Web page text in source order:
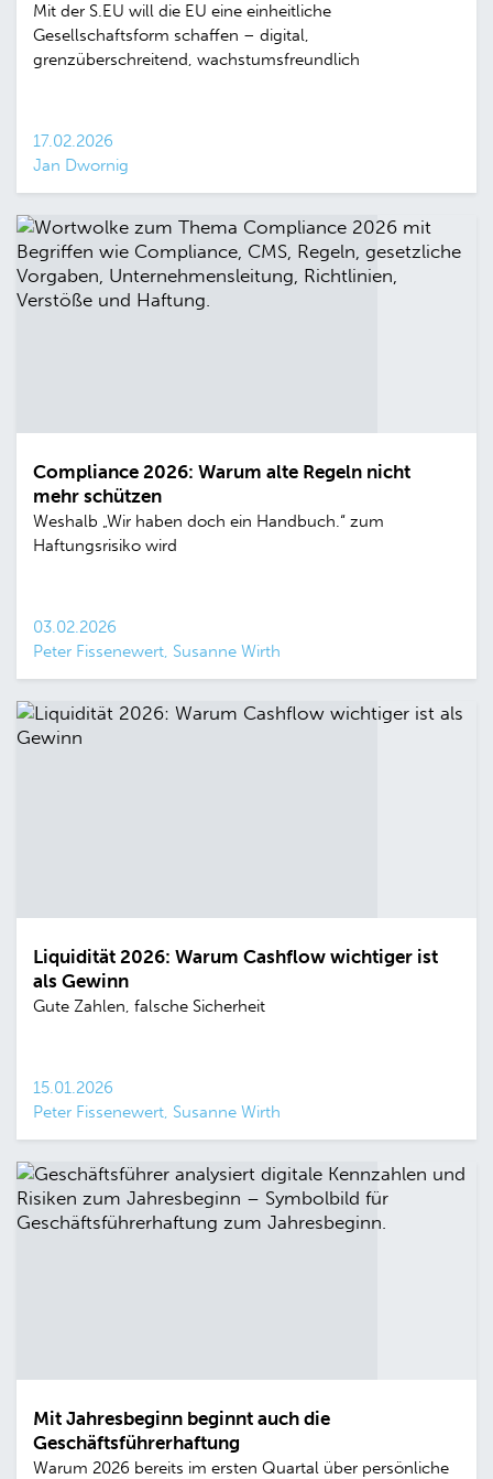
Mit der S.EU will die EU eine einheitliche
Gesellschaftsform schaffen – digital,
grenzüberschreitend, wachstumsfreundlich
17.02.2026
Jan Dwornig
Compliance 2026: Warum alte Regeln nicht
mehr schützen
Weshalb „Wir haben doch ein Handbuch.“ zum
Haftungsrisiko wird
03.02.2026
Peter Fissenewert, Susanne Wirth
Liquidität 2026: Warum Cashflow wichtiger ist
als Gewinn
Gute Zahlen, falsche Sicherheit
15.01.2026
Peter Fissenewert, Susanne Wirth
Mit Jahresbeginn beginnt auch die
Geschäftsführerhaftung
Warum 2026 bereits im ersten Quartal über persönliche